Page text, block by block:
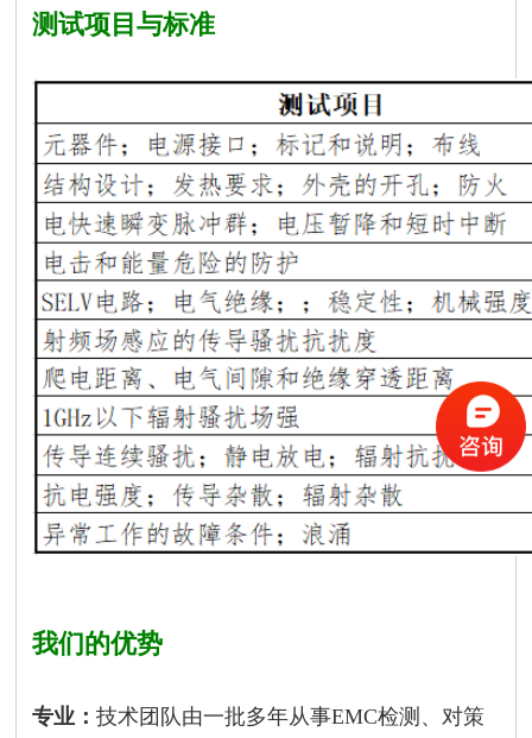
测试项目与标准
我们的优势
专业：技术团队由一批多年从事EMC检测、对策